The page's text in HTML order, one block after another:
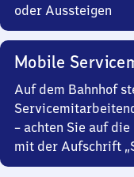
oder Aussteigen
Mobile
Auf dem Bahnhof
– achten Sie auf
mit der Aufschrift